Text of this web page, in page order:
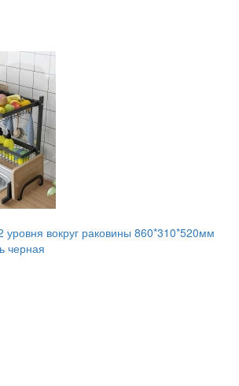
вокруг раковины 860*310*520мм
черная